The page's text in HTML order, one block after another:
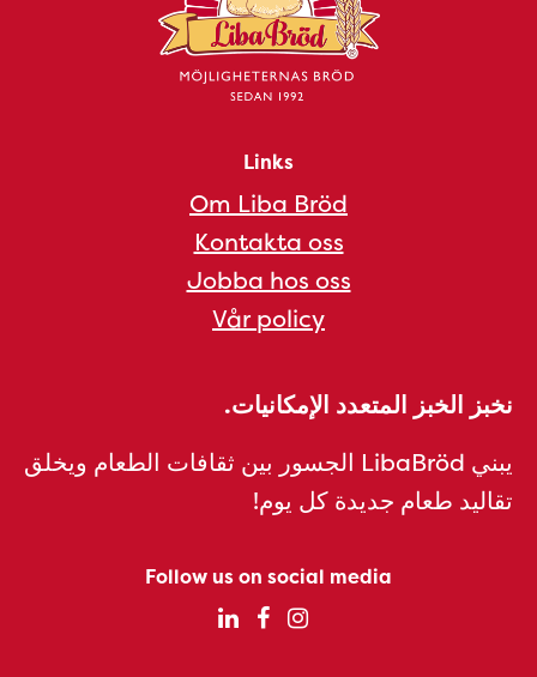
Links
Om Liba Bröd
Kontakta oss
Jobba hos oss
Vår policy
نخبز الخبز المتعدد الإمكانيات.
يبني LibaBröd الجسور بين ثقافات الطعام ويخلق
تقاليد طعام جديدة كل يوم!
Follow us on social media